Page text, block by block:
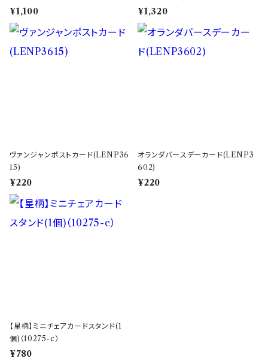
¥1,100 ¥1,320
ヴァンジャンポストカード(LENP36
15)
¥220
オランダバースデーカード(LENP3
602)
¥220
【星柄】ミニチェアカードスタンド(1
個)（10275-c）
¥780